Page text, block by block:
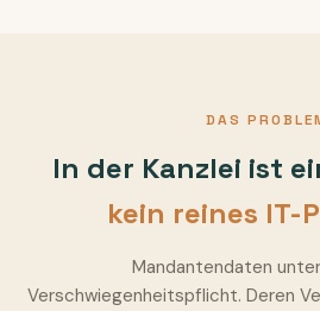
DAS
In der Kanzlei ist
kein reines IT-
Mandantendaten
Verschwiegenheitspflicht. Deren